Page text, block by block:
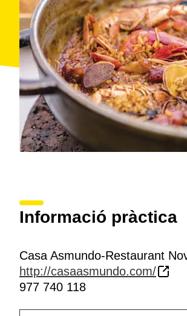
Informació pràctica
Casa Asmundo-Restaurant
http://casaasmundo.com/
977 740 118